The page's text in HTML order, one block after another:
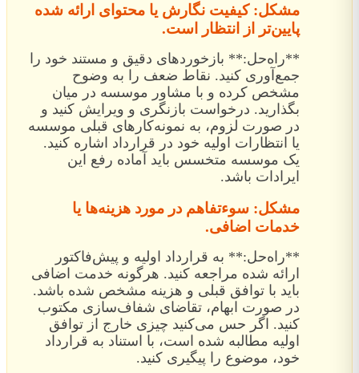
مشکل: کیفیت نگارش یا محتوای ارائه شده
پایین‌تر از انتظار است.
**راه‌حل:** بازخوردهای دقیق و مستند خود را
جمع‌آوری کنید. نقاط ضعف را به وضوح
مشخص کرده و با مشاور موسسه در میان
بگذارید. درخواست بازنگری و ویرایش کنید و
در صورت لزوم، به نمونه‌کارهای قبلی موسسه
یا انتظارات اولیه خود در قرارداد اشاره کنید.
یک موسسه متخسس باید آماده رفع این
ایرادات باشد.
مشکل: سوءتفاهم در مورد هزینه‌ها یا
خدمات اضافی.
**راه‌حل:** به قرارداد اولیه و پیش‌فاکتور
ارائه شده مراجعه کنید. هرگونه خدمت اضافی
باید با توافق قبلی و هزینه مشخص شده باشد.
در صورت ابهام، تقاضای شفاف‌سازی مکتوب
کنید. اگر حس می‌کنید چیزی خارج از توافق
اولیه مطالبه شده است، با استناد به قرارداد
خود، موضوع را پیگیری کنید.